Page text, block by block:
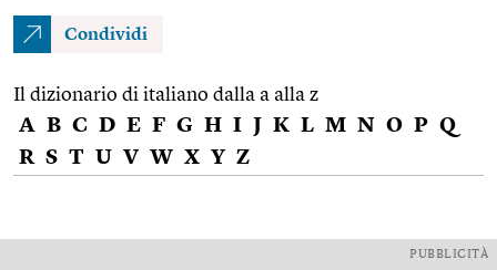
Condividi
Il dizionario di italiano dalla a alla z
A B C D E F G H I J K L M N O P Q
R S T U V W X Y Z
PUBBLICITÀ